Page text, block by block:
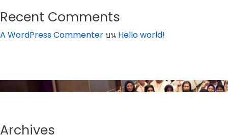
Recent Comments
A WordPress Commenterบน Hello world!
Archives